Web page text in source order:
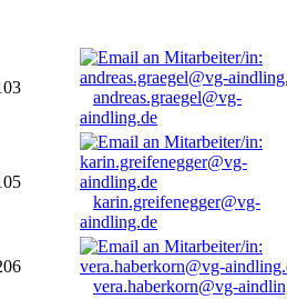
andreas.graegel@vg-
aindling.de
karin.greifenegger@vg-
aindling.de
vera.haberkorn@vg-